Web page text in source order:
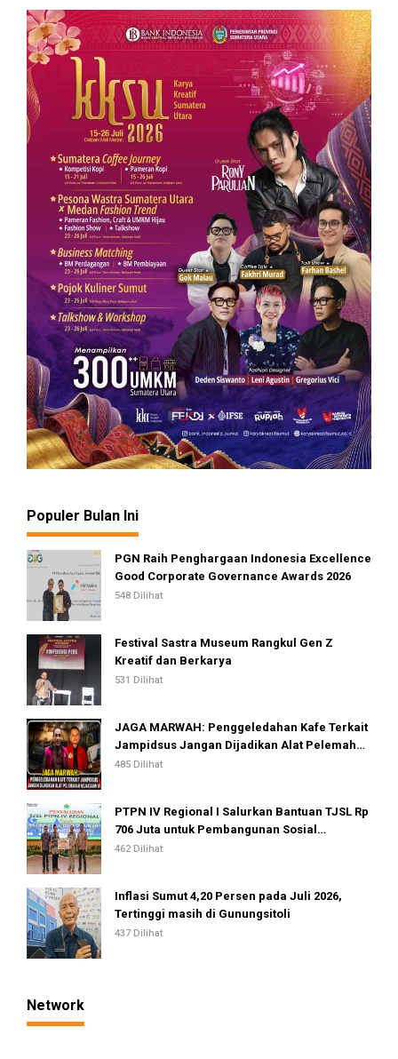
Populer Bulan Ini
PGN Raih Penghargaan Indonesia Excellence
Good Corporate Governance Awards 2026
548 Dilihat
Festival Sastra Museum Rangkul Gen Z
Kreatif dan Berkarya
531 Dilihat
JAGA MARWAH: Penggeledahan Kafe Terkait
Jampidsus Jangan Dijadikan Alat Pelemahan
Kejaksaan RI
485 Dilihat
PTPN IV Regional I Salurkan Bantuan TJSL Rp
706 Juta untuk Pembangunan Sosial
Berkelanjutan
462 Dilihat
Inflasi Sumut 4,20 Persen pada Juli 2026,
Tertinggi masih di Gunungsitoli
437 Dilihat
Network